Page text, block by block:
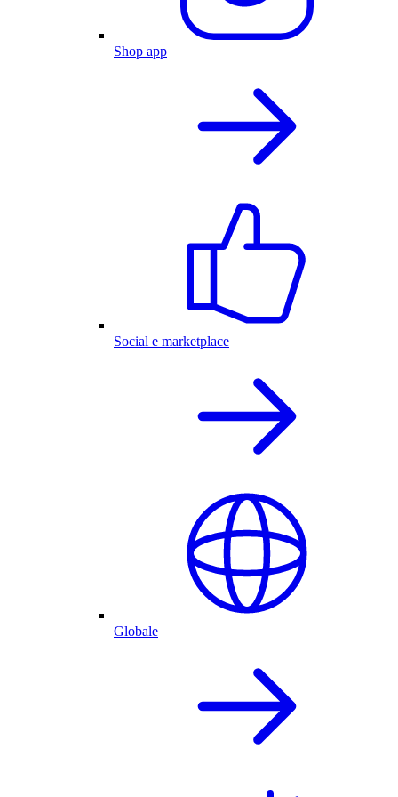
Shop app
Social e marketplace
Globale